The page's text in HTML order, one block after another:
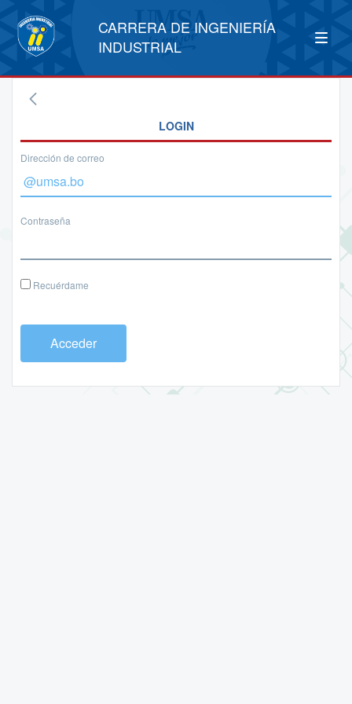
CARRERA DE INGENIERÍA
INDUSTRIAL
LOGIN
Dirección de correo
Contraseña
Recuérdame
Acceder